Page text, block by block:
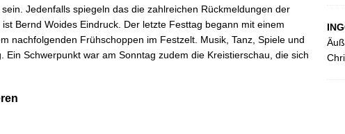
sein. Jedenfalls spiegeln das die zahlreichen Rückmeldungen der
Bernd Woides Eindruck. Der letzte Festtag begann mit einem
nachfolgenden Frühschoppen im Festzelt. Musik, Tanz, Spiele und
Ein Schwerpunkt war am Sonntag zudem die Kreistierschau, die sich